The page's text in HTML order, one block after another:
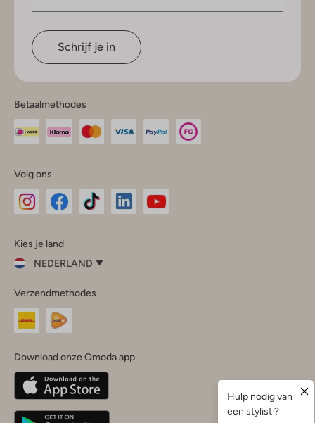
Schrijf je in
Betaalmethodes
Volg ons
InstagramFacebook
Kies je land
NEDERLAND
je
land
Nederland
Belgique(Français)
Deutschland
Verzendmethodes
Download onze Omoda app